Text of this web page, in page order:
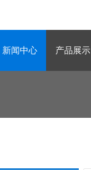
新闻中心 产品展示